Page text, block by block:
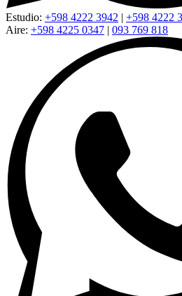
Estudio: +598 4222 3942 | +598 4222
Aire: +598 4225 0347 | 093 769 818